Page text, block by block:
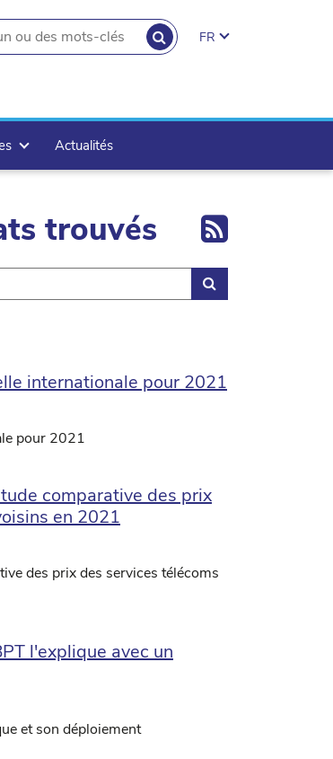
search.button
FR
Actualités
trouvés Export
internationale pour 2021
pour 2021
comparative des prix
en 2021
des prix des services télécoms
l'explique avec un
et son déploiement